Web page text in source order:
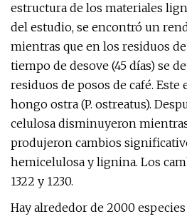
estructura de los materiales
del estudio, se encontró un
mientras que en los residuos
tiempo de desove (45 días) se
residuos de posos de café.
hongo ostra (P. ostreatus).
celulosa disminuyeron
produjeron cambios
hemicelulosa y lignina. Los
1322 y 1230.
Hay alrededor de 2000